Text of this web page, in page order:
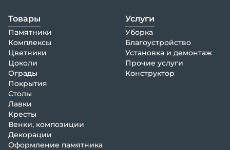
Товары
Памятники
Комплексы
Цветники
Цоколи
Ограды
Покрытия
Столы
Лавки
Кресты
Венки, композиции
Декорации
Оформление памятника
Услуги
Уборка
Благоустройство
Установка и демонтаж
Прочие услуги
Конструктор